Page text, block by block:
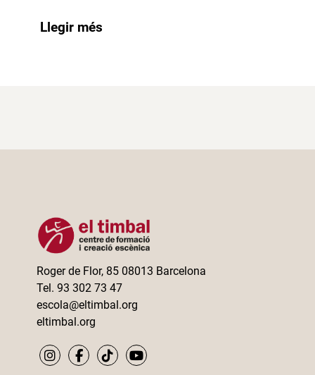
Llegir més
Roger de Flor, 85 08013 Barcelona
Tel. 93 302 73 47
escola@eltimbal.org
eltimbal.org